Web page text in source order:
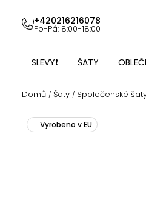
obsah
+420216216078
Po-Pá: 8:00-18:00
SLEVY❗ ŠATY
Domů / Šaty / Společenské
Vyrobeno v EU